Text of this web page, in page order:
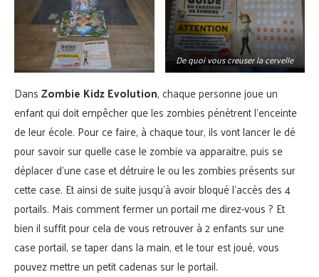
De quoi vous creuser la cervelle
DansZombie Kidz Evolution, chaque personne joue un
enfant qui doit empêcher que les zombies pénètrent l’enceinte
de leur école. Pour ce faire, à chaque tour, ils vont lancer le dé
pour savoir sur quelle case le zombie va apparaitre, puis se
déplacer d’une case et détruire le ou les zombies présents sur
cette case. Et ainsi de suite jusqu’à avoir bloqué l’accès des 4
portails. Mais comment fermer un portail me direz-vous ? Et
bien il suffit pour cela de vous retrouver à 2 enfants sur une
case portail, se taper dans la main, et le tour est joué, vous
pouvez mettre un petit cadenas sur le portail.